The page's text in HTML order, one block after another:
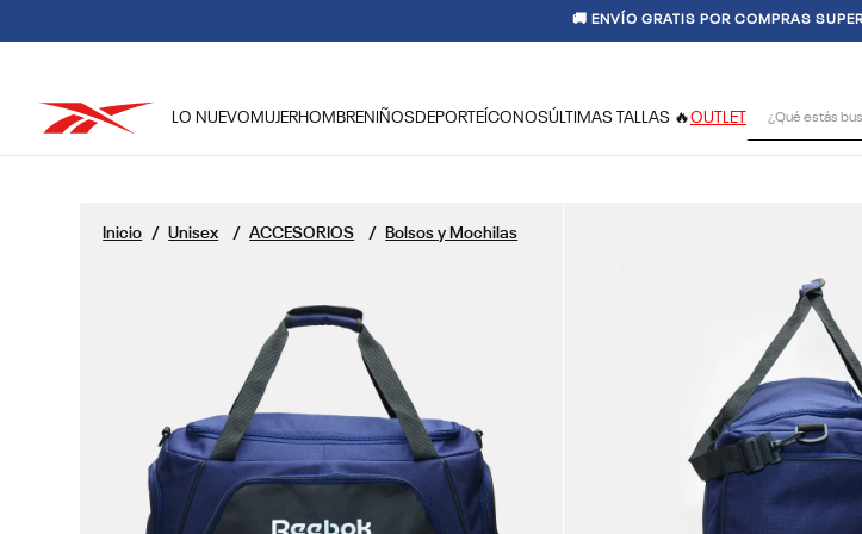
🚚 ENVÍO GRATIS POR COMPRAS
LO NUEVO MUJERHOMBRENIÑOSDEPORTE ÍCONOSÚLTIMAS TALLAS 🔥OUTLET
Unisex ACCESORIOS Bolsos y Mochilas
2.
club c
4.
training
5.
6.
chaqueta
.
nano 4
classic